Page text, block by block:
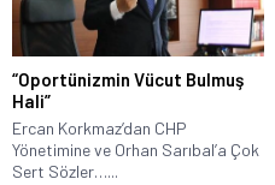
“Oportünizmin Vücut Bulmuş
Hali”
Ercan Korkmaz’dan CHP
Yönetimine ve Orhan Sarıbal’a Çok
Sert Sözler…...